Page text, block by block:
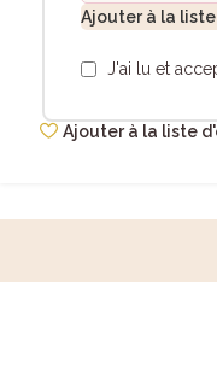
Ajouter à la
J'ai lu et
Ajouter à la liste